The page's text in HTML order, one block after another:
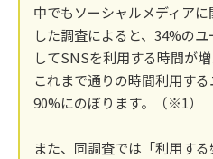
中でもソーシャルメディア
した調査によると、34%の
してSNSを利用する時間が増
これまで通りの時間利用す
90%にのぼります。（※1）
また、同調査では「利用す